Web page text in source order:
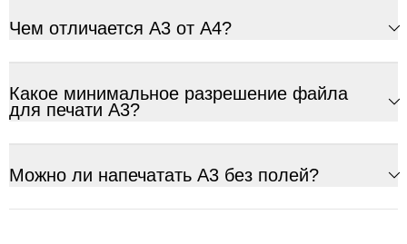
Чем отличается А3 от А4?
Какое минимальное разрешение файла
для печати А3?
Можно ли напечатать А3 без полей?